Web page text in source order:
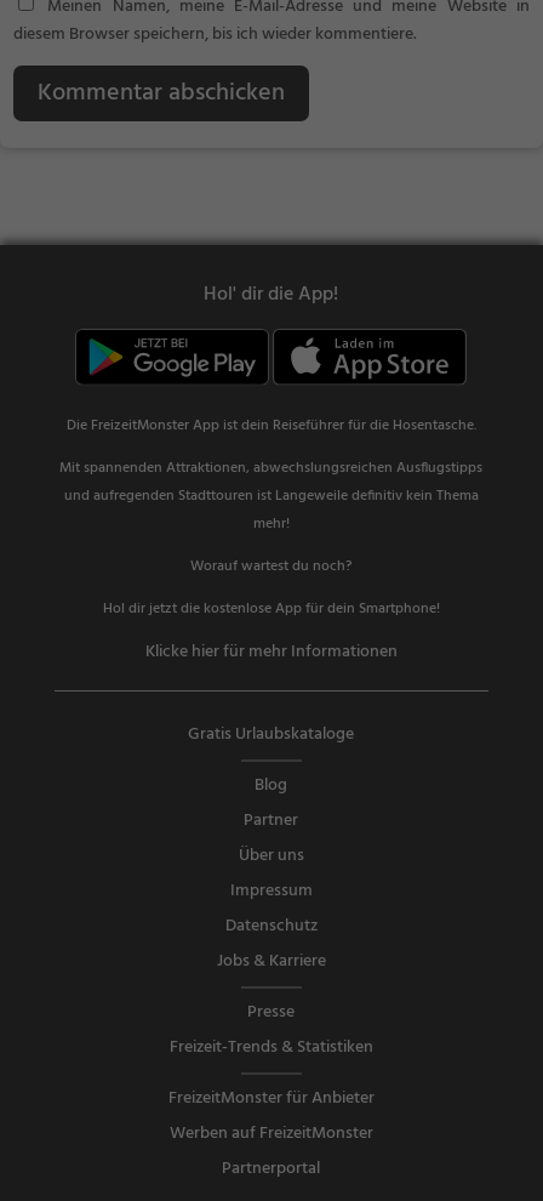
Meinen Namen, meine E-Mail-Adresse und meine Website in
diesem Browser speichern, bis ich wieder kommentiere.
Kommentar abschicken
Hol' dir die App!
Die FreizeitMonster App ist dein Reiseführer für die Hosentasche.
Mit spannenden Attraktionen, abwechslungsreichen Ausflugstipps
und aufregenden Stadttouren ist Langeweile definitiv kein Thema
mehr!
Worauf wartest du noch?
Hol dir jetzt die kostenlose App für dein Smartphone!
Klicke hier für mehr Informationen
Gratis Urlaubskataloge
Blog
Partner
Über uns
Impressum
Datenschutz
Jobs & Karriere
Presse
Freizeit-Trends & Statistiken
FreizeitMonster für Anbieter
Werben auf FreizeitMonster
Partnerportal